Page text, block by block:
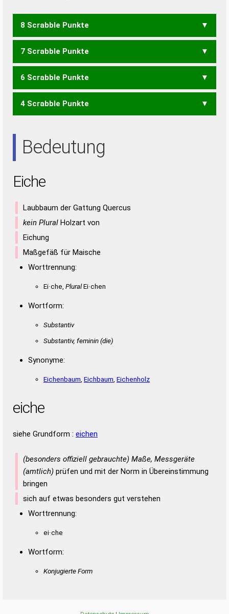
8 Scrabble Punkte
EHEC
7 Scrabble Punkte
CHI
6 Scrabble Punkte
ICE
4 Scrabble Punkte
Bedeutung
Eiche
Laubbaum der Gattung Quercus
kein Plural Holzart von
Eichung
Maßgefäß für Maische
Worttrennung:
Ei·che, PluralEi·chen
Wortform:
Substantiv
Substantiv, feminin(die)
Synonyme:
Eichenbaum Eichbaum Eichenholz
eiche
siehe Grundform : eichen
(besonders offiziell gebrauchte) Maße, Messgeräte
(amtlich) prüfen und mit der Norm in Übereinstimmung
bringen
sich auf etwas besonders gut verstehen
Worttrennung:
ei·che
Wortform:
Konjugierte Form